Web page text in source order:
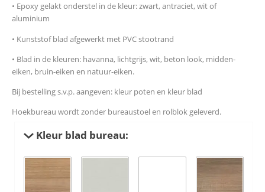
• Epoxy gelakt onderstel in de kleur: zwart, antraciet, wit of
aluminium
• Kunststof blad afgewerkt met PVC stootrand
• Blad in de kleuren: havanna, lichtgrijs, wit, beton look, midden-
eiken, bruin-eiken en natuur-eiken.
Bij bestelling s.v.p. aangeven: kleur poten en kleur blad
Hoekbureau wordt zonder bureaustoel en rolblok geleverd.
Kleur blad bureau: